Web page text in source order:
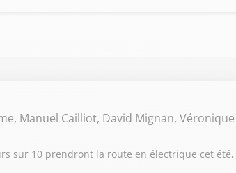
Manuel Cailliot, David Mignan,
sur 10 prendront la route en électrique cet